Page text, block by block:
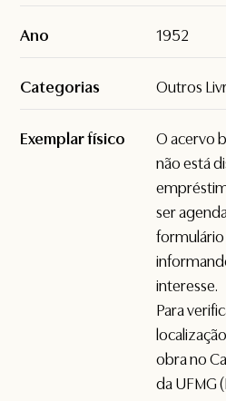
Ano 1952
Categorias Outros
Exemplar físico
O acervo
não está
ser
interesse.
Para
obra no
da UFMG